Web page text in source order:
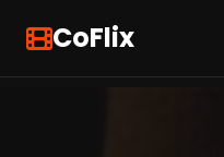
CoFlix